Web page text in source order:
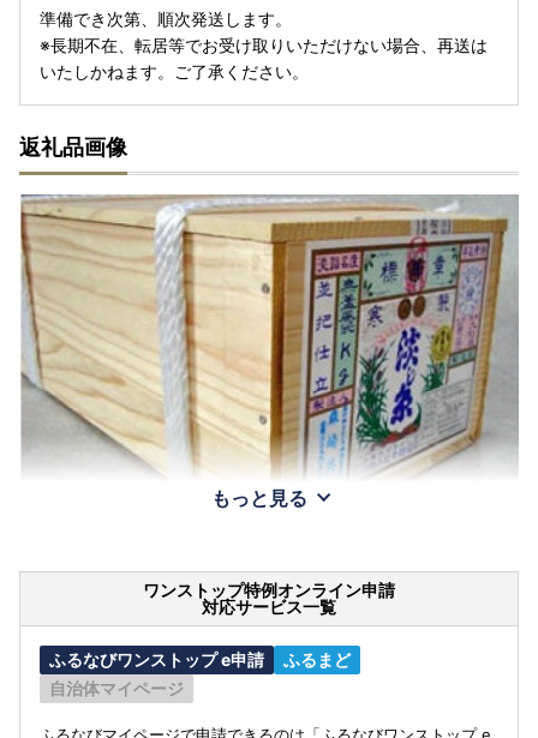
準備でき次第、順次発送します。
※長期不在、転居等でお受け取りいただけない場合、再送は
いたしかねます。ご了承ください。
返礼品画像
もっと見る
ワンストップ特例オンライン申請
対応サービス一覧
ふるなびワンストップ e申請
ふるまど
自治体マイページ